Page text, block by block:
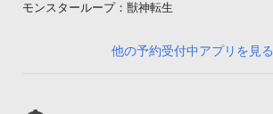
モンスターループ：獣神転生
他の予約受付中アプリを見る